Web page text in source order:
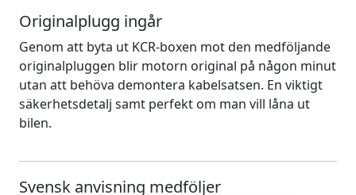
Originalplugg ingår
Genom att byta ut KCR-boxen mot den medföljande
originalpluggen blir motorn original på någon minut
utan att behöva demontera kabelsatsen. En viktigt
säkerhetsdetalj samt perfekt om man vill låna ut
bilen.
Svensk anvisning medföljer